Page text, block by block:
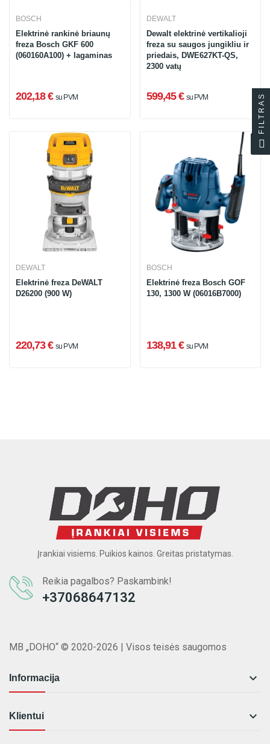
BOSCH
Elektrinė rankinė briaunų
freza Bosch GKF 600
(060160A100) + lagaminas
202,18 € su PVM
DEWALT
Dewalt elektrinė vertikalioji
freza su saugos jungikliu ir
priedais, DWE627KT-QS,
2300 vatų
599,45 € su PVM
DEWALT
Elektrinė freza DeWALT
D26200 (900 W)
220,73 € su PVM
BOSCH
Elektrinė freza Bosch GOF
130, 1300 W (06016B7000)
138,91 € su PVM
Įrankiai visiems. Puikios kainos. Greitas pristatymas.
Reikia pagalbos? Paskambink!
+37068647132
MB „DOHO“ © 2020-2026 | Visos teisės saugomos
Informacija 
Klientui 
FILTRAS